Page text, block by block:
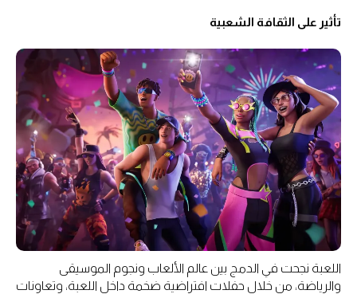
تأثير على الثقافة الشعبية
اللعبة نجحت في الدمج بين عالم الألعاب ونجوم الموسيقى
والرياضة، من خلال حفلات افتراضية ضخمة داخل اللعبة، وتعاونات